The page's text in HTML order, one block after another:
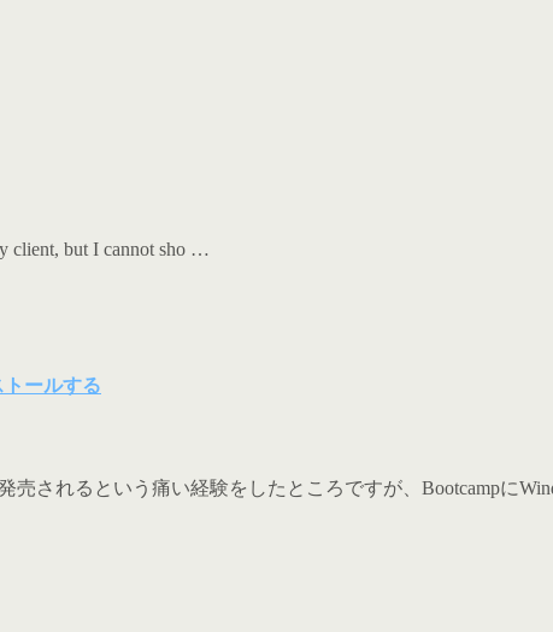
client, but I cannot sho …
トールする
売されるという痛い経験をしたところですが、Bootcampに